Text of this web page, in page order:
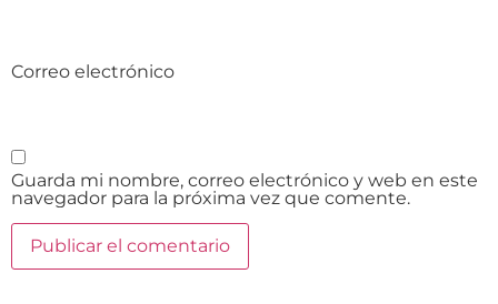
Correo electrónico
Guarda mi nombre, correo electrónico y web en este
navegador para la próxima vez que comente.